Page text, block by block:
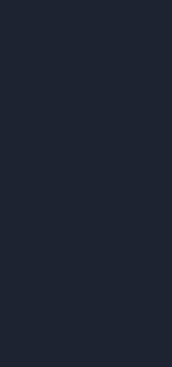
вхідних
вхідних
класу,
числі і з